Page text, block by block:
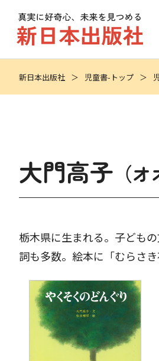
新日本出版社 児童書-トップ
大門高子 （
栃木県に生まれる。子ども
詞も多数。絵本に「むらさ